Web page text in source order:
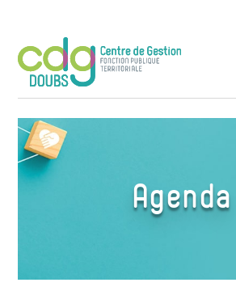
ACCUEIL○AGENDA○LETTRE ET CV
Agenda